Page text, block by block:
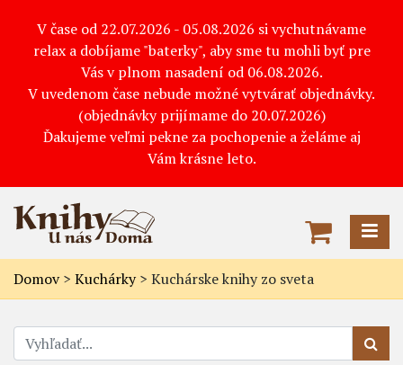
V čase od 22.07.2026 - 05.08.2026 si vychutnávame
relax a dobíjame "baterky", aby sme tu mohli byť pre
Vás v plnom nasadení od 06.08.2026.
V uvedenom čase nebude možné vytvárať objednávky.
(objednávky prijímame do 20.07.2026)
Ďakujeme veľmi pekne za pochopenie a želáme aj
Vám krásne leto.
Domov> Kuchárky> Kuchárske knihy zo sveta